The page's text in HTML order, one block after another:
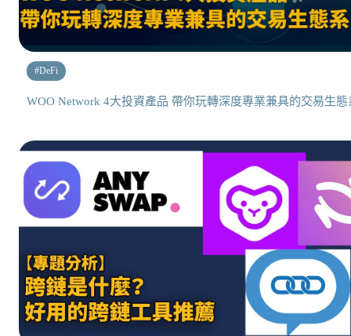
#DeFi
WOO Network 4大投資產品 帶你玩轉深度專業兼具的交易生態